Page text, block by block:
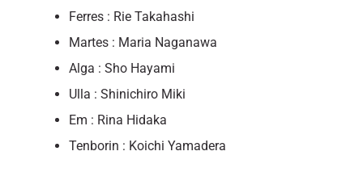
Ferres : Rie Takahashi
Martes : Maria Naganawa
Alga : Sho Hayami
Ulla : Shinichiro Miki
Em : Rina Hidaka
Tenborin : Koichi Yamadera